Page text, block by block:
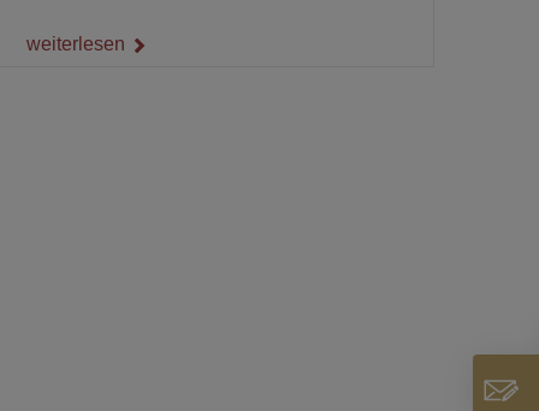
weiterlesen